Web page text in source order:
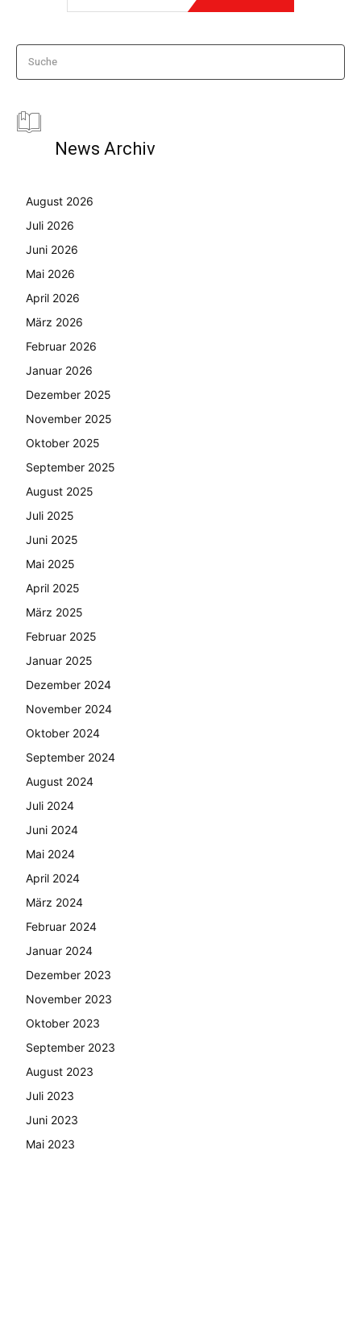
Suche
News Archiv
August 2026
Juli 2026
Juni 2026
Mai 2026
April 2026
März 2026
Februar 2026
Januar 2026
Dezember 2025
November 2025
Oktober 2025
September 2025
August 2025
Juli 2025
Juni 2025
Mai 2025
April 2025
März 2025
Februar 2025
Januar 2025
Dezember 2024
November 2024
Oktober 2024
September 2024
August 2024
Juli 2024
Juni 2024
Mai 2024
April 2024
März 2024
Februar 2024
Januar 2024
Dezember 2023
November 2023
Oktober 2023
September 2023
August 2023
Juli 2023
Juni 2023
Mai 2023